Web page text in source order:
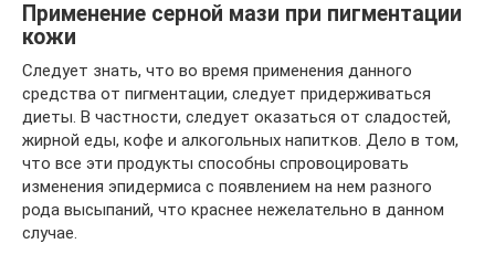
Применение серной мази при пигментации
кожи
Следует знать, что во время применения данного
средства от пигментации, следует придерживаться
диеты. В частности, следует оказаться от сладостей,
жирной еды, кофе и алкогольных напитков. Дело в том,
что все эти продукты способны спровоцировать
изменения эпидермиса с появлением на нем разного
рода высыпаний, что краснее нежелательно в данном
случае.